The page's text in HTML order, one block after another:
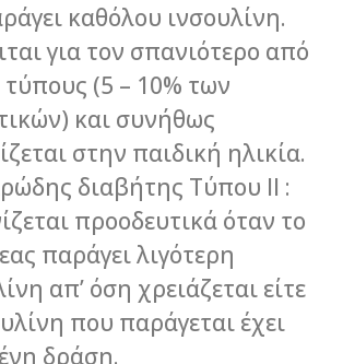
καθόλου ινσουλίνη.
για τον σπανιότερο από
τύπους (5 – 10% των
και συνήθως
στην παιδική ηλικία.
διαβήτης Τύπου II :
προοδευτικά όταν το
παράγει λιγότερη
απ’ όση χρειάζεται είτε
που παράγεται έχει
δράση.